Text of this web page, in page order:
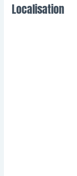
Localisation